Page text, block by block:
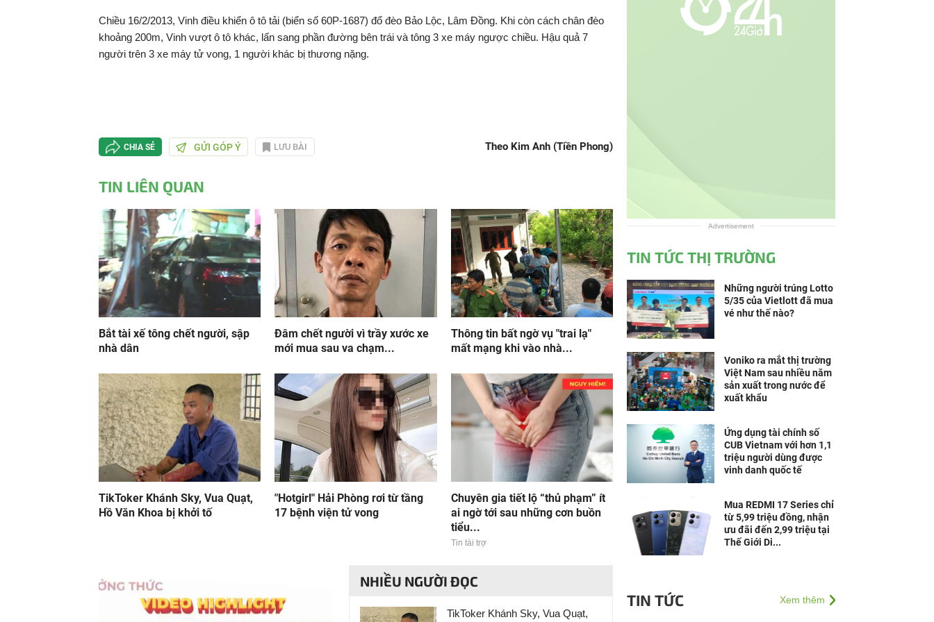
Chiều 16/2/2013, Vinh điều khiển ô tô tải (biển số 60P-1687) đổ đèo Bảo Lộc, Lâm Đồng. Khi còn cách chân đèo
khoảng 200m, Vinh vượt ô tô khác, lấn sang phần đường bên trái và tông 3 xe máy ngược chiều. Hậu quả 7
người trên 3 xe máy tử vong, 1 người khác bị thương nặng.
CHIA SẺ GỬI GÓP Ý LƯU BÀI Theo Kim Anh (Tiền Phong)
TIN LIÊN QUAN
Bắt tài xế tông chết người, sập
nhà dân
Đâm chết người vì trầy xước xe
mới mua sau va chạm...
Thông tin bất ngờ vụ "trai lạ"
mất mạng khi vào nhà...
TikToker Khánh Sky, Vua Quạt,
Hồ Văn Khoa bị khởi tố
"Hotgirl" Hải Phòng rơi từ tầng
17 bệnh viện tử vong
Chuyên gia tiết lộ “thủ phạm” ít
ai ngờ tới sau những cơn buồn
tiểu...
Tin tài trợ
NHIỀU NGƯỜI ĐỌC
TikToker Khánh Sky, Vua Quạt,
Advertisement
TIN TỨC THỊ TRƯỜNG
Những người trúng Lotto
5/35 của Vietlott đã mua
vé như thế nào?
Voniko ra mắt thị trường
Việt Nam sau nhiều năm
sản xuất trong nước để
xuất khẩu
Ứng dụng tài chính số
CUB Vietnam với hơn 1,1
triệu người dùng được
vinh danh quốc tế
Mua REDMI 17 Series chỉ
từ 5,99 triệu đồng, nhận
ưu đãi đến 2,99 triệu tại
Thế Giới Di...
TIN TỨC Xem thêm